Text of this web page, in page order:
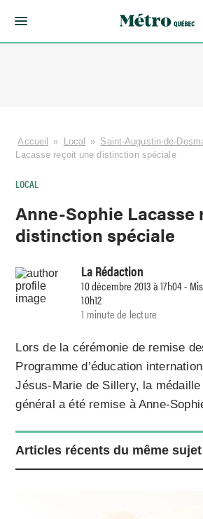
Accueil » Local » Saint-Augustin-de-
Lacasse reçoit une distinction spéciale
LOCAL
Anne-Sophie Lacasse
distinction spéciale
La Rédaction
10 décembre 2013 à 17h04 -
10h12
1 minute de lecture
Lors de la cérémonie de remise
Programme d’éducation
Jésus-Marie de Sillery, la
général a été remise à Anne-
Articles récents du même sujet